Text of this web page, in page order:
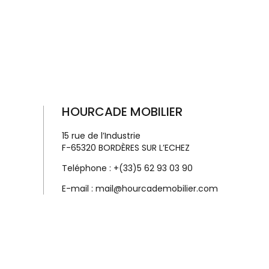
HOURCADE MOBILIER
15 rue de l’Industrie
F-65320 BORDÈRES SUR L’ECHEZ
Teléphone : +(33)5 62 93 03 90
E-mail : mail@hourcademobilier.com